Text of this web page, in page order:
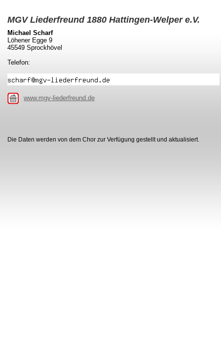
MGV Liederfreund 1880 Hattingen-Welper e.V.
Michael Scharf
Löhener Egge 9
45549 Sprockhövel
Telefon:
www.mgv-liederfreund.de
Die Daten werden von dem Chor zur Verfügung gestellt und aktualisiert.